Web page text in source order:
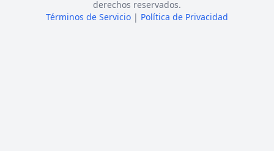
derechos reservados.
Términos de Servicio | Política de Privacidad